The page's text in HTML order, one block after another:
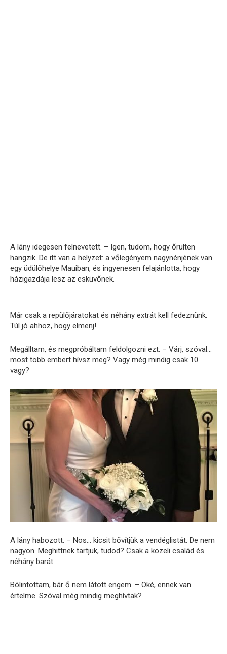
A lány idegesen felnevetett. – Igen, tudom, hogy őrülten
hangzik. De itt van a helyzet: a vőlegényem nagynénjének van
egy üdülőhelye Mauiban, és ingyenesen felajánlotta, hogy
házigazdája lesz az esküvőnek.
Már csak a repülőjáratokat és néhány extrát kell fedeznünk.
Túl jó ahhoz, hogy elmenj!
Megálltam, és megpróbáltam feldolgozni ezt. – Várj, szóval…
most több embert hívsz meg? Vagy még mindig csak 10
vagy?
A lány habozott. – Nos… kicsit bővítjük a vendéglistát. De nem
nagyon. Meghittnek tartjuk, tudod? Csak a közeli család és
néhány barát.
Bólintottam, bár ő nem látott engem. – Oké, ennek van
értelme. Szóval még mindig meghívtak?